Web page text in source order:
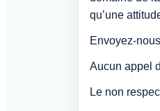
qu’une
Envoyez-
Aucun appel
Le non